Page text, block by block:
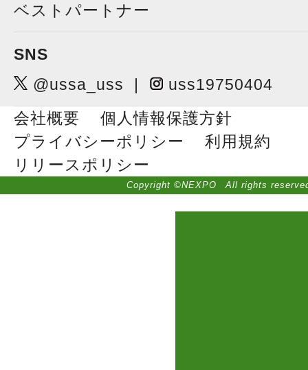
ベストパートナー
SNS
@ussa_uss
uss19750404
会社概要
個人情報保護方針
プライバシーポリシー
利用規約
リリースポリシー
Copyright ©NEXPO All rights